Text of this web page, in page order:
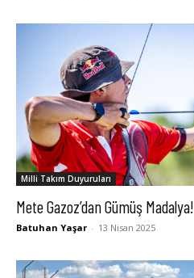
Milli Takım Duyuruları
Mete Gazoz’dan Gümüş Madalya!
Batuhan Yaşar - 13 Nisan 2025